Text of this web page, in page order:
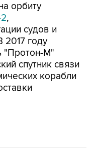
орбиту
,
судов и
2017 году
"Протон-М"
спутник связи
корабли